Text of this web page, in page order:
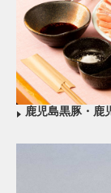
鹿児島黒豚・鹿